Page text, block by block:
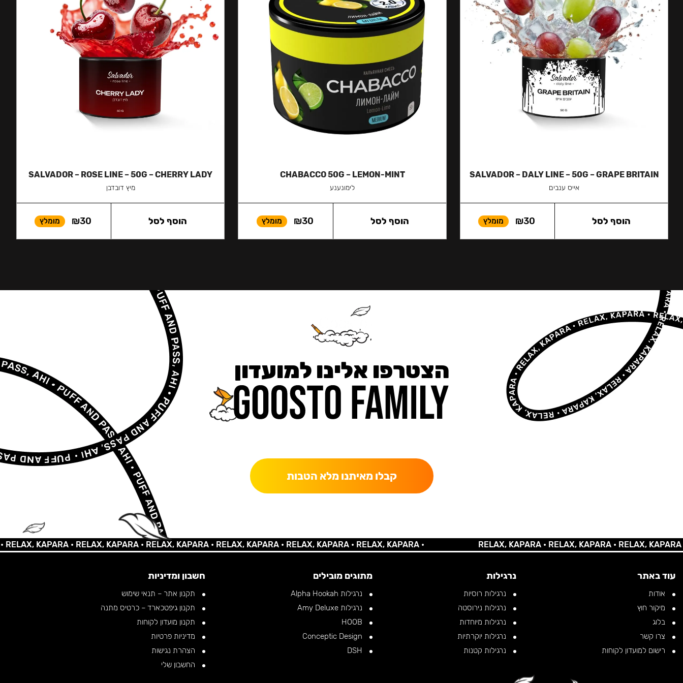
SALVADOR – DALY LINE – 50G – GRAPE BRITAIN
אייס ענבים
₪30 מומלץ הוסף לסל
CHABACCO 50G – LEMON-MINT
לימונענע
₪30 מומלץ הוסף לסל
SALVADOR – ROSE LINE – 50G – CHERRY LADY
מיץ דובדבן
₪30 מומלץ הוסף לסל
הצטרפו אלינו למועדון
קבלו מאיתנו מלא הטבות
KAPARA •RELAX, KAPARA •RELAX, KAPARA •RELAX, KAPARA •RELAX, KAPARA •RELAX, KAPARA • RELAX, KAPARA •RELAX, KAPARA •RELAX, KAPARA •
עוד באתר
אודות
מיקור חוץ
בלוג
צרו קשר
רישום למועדון לקוחות
נרגילות
נרגילות רוסיות
נרגילות נירוסטה
נרגילות מיוחדות
נרגילות יוקרתיות
נרגילות קטנות
מתוגים מובילים
נרגילות Alpha Hookah
נרגילות Amy Deluxe
חשבון ומדיניות
תקנון אתר – תנאי שימוש
תקנון גיפטכארד – כרטיס מתנה
תקנון מועדון לקוחות
מדיניות פרטיות
הצהרת נגישות
החשבון שלי